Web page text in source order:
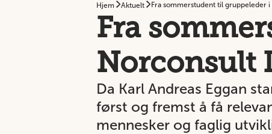
Hjem Aktuelt Fra sommerstudent til gruppeleder
Fra
Norconsult
Da Karl Andreas Eggan
først og fremst å få
mennesker og faglig